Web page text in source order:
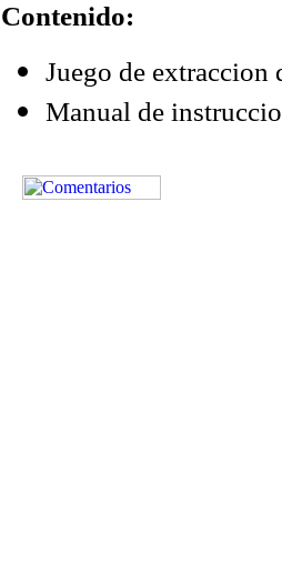
Contenido:
Juego de
Manual de